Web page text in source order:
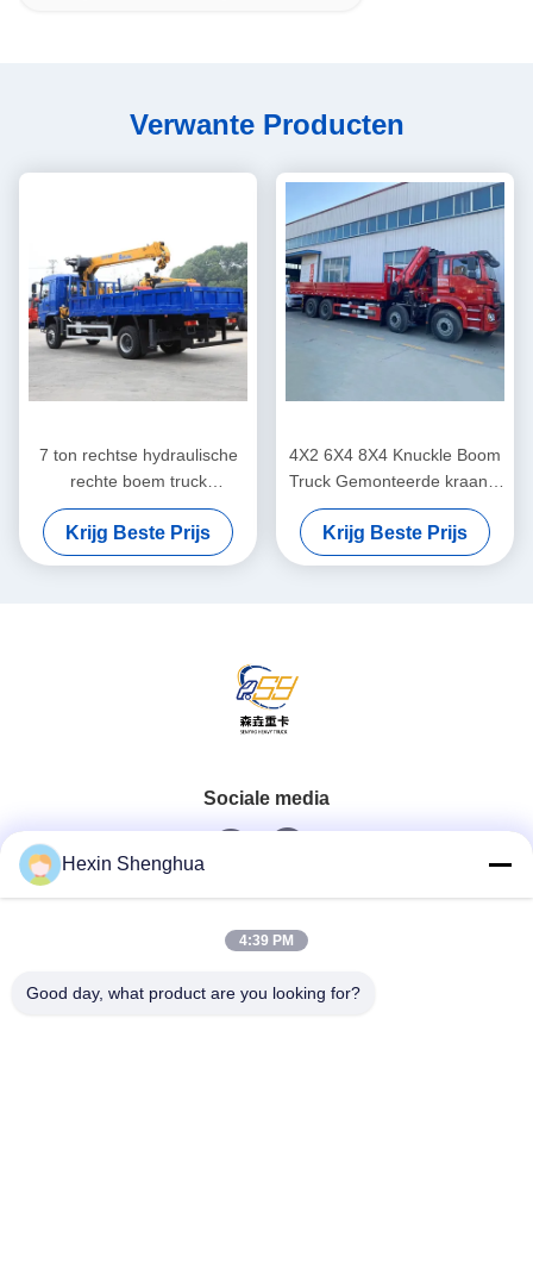
Verwante Producten
7 ton rechtse hydraulische
rechte boem truck
gemonteerd knokkel
kraanheffen systeem
Krijg Beste Prijs
4X2 6X4 8X4 Knuckle Boom
Truck Gemonteerde kraan 2
- 220 ton Flatbed Crane
Truck
Krijg Beste Prijs
Sociale media
Snel contact
Hexin Shenghua
4:39 PM
Good day, what product are you looking for?